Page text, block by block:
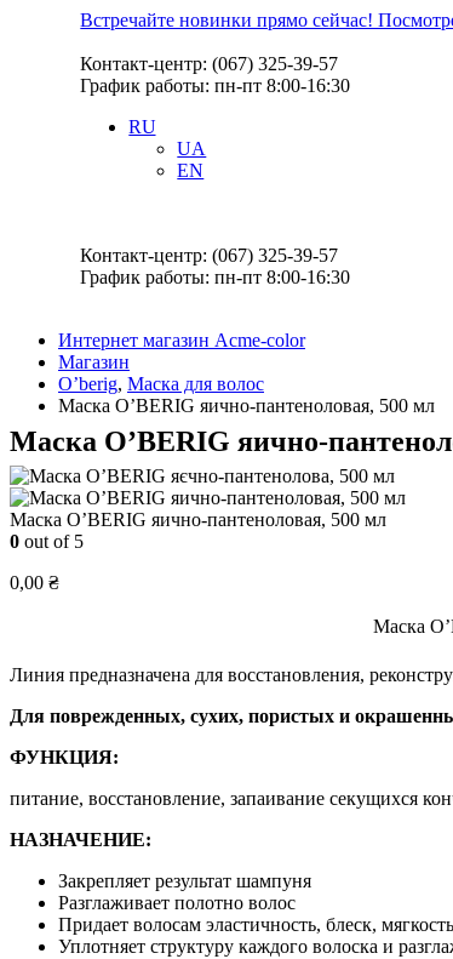
Встречайте новинки прямо сейчас!
Контакт-центр: (067) 325-39-57
График работы: пн-пт 8:00-16:30
RU
UA
EN
Контакт-центр: (067) 325-39-57
График работы: пн-пт 8:00-16:30
Интернет магазин Acme-color
Магазин
O’berig, Маска для волос
Маска O’BERIG яично-пантеноловая, 500 мл
Маска O’BERIG яично-
Маска O’BERIG яично-пантеноловая, 500 мл
0 out of 5
0,00 ₴
Маска
Линия предназначена для восстановления,
Для поврежденных, сухих, пористых и
ФУНКЦИЯ:
питание, восстановление, запаивание секущихся
НАЗНАЧЕНИЕ:
Закрепляет результат шампуня
Разглаживает полотно волос
Придает волосам эластичность, блеск,
Уплотняет структуру каждого волоска и